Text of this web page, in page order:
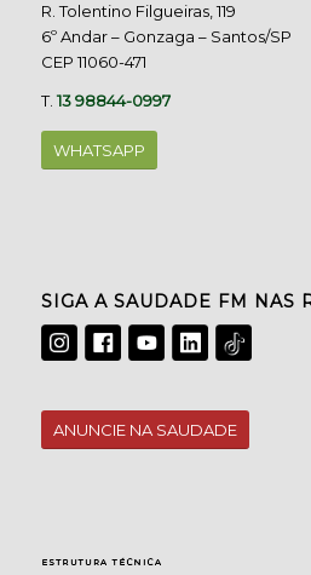
R. Tolentino Filgueiras, 119
6º Andar – Gonzaga – Santos/SP
CEP 11060-471
T.13 98844-0997
WHATSAPP
SIGA A SAUDADE FM NAS
ANUNCIE NA SAUDADE